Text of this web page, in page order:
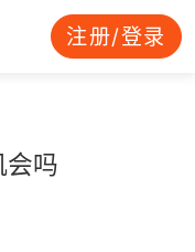
注册/登录
会吗